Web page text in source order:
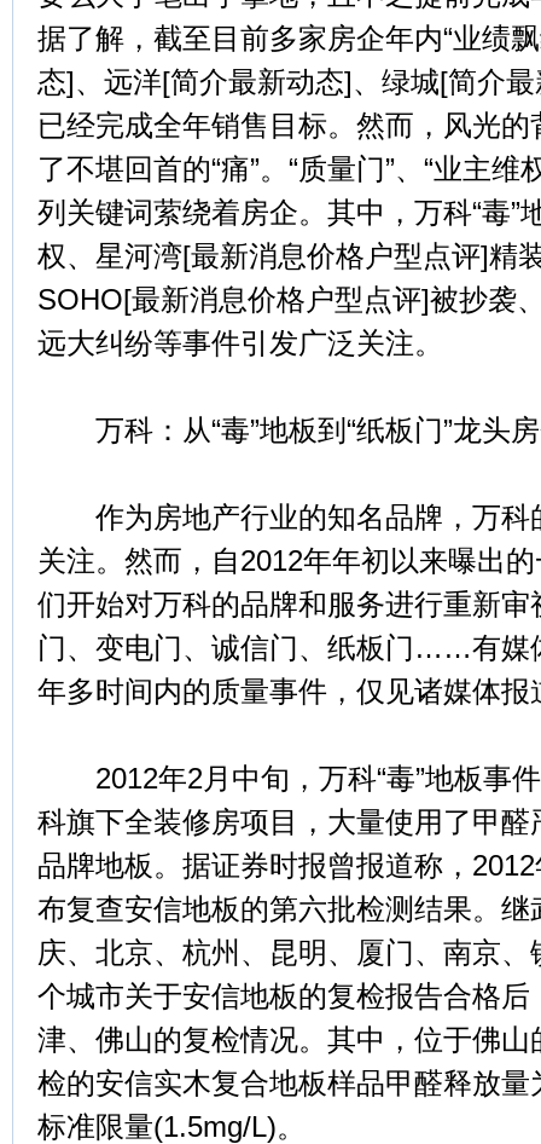
据了解，截至目前多家房企年内“业绩
态]、远洋[简介最新动态]、绿城[简介
已经完成全年销售目标。然而，风光
了不堪回首的“痛”。“质量门”、“业主维
列关键词萦绕着房企。其中，万科“毒”
权、星河湾[最新消息价格户型点评]精
SOHO[最新消息价格户型点评]被抄袭
远大纠纷等事件引发广泛关注。
万科：从“毒”地板到“纸板门”龙头
作为房地产行业的知名品牌，万科
关注。然而，自2012年年初以来曝出
们开始对万科的品牌和服务进行重新
门、变电门、诚信门、纸板门……有媒
年多时间内的质量事件，仅见诸媒体
2012年2月中旬，万科“毒”地板事
科旗下全装修房项目，大量使用了甲
品牌地板。据证券时报曾报道称，
布复查安信地板的第六批检测结果。
庆、北京、杭州、昆明、厦门、南京
个城市关于安信地板的复检报告合格
津、佛山的复检情况。其中，位于佛
检的安信实木复合地板样品甲醛释放
标准限量(1.5mg/L)。